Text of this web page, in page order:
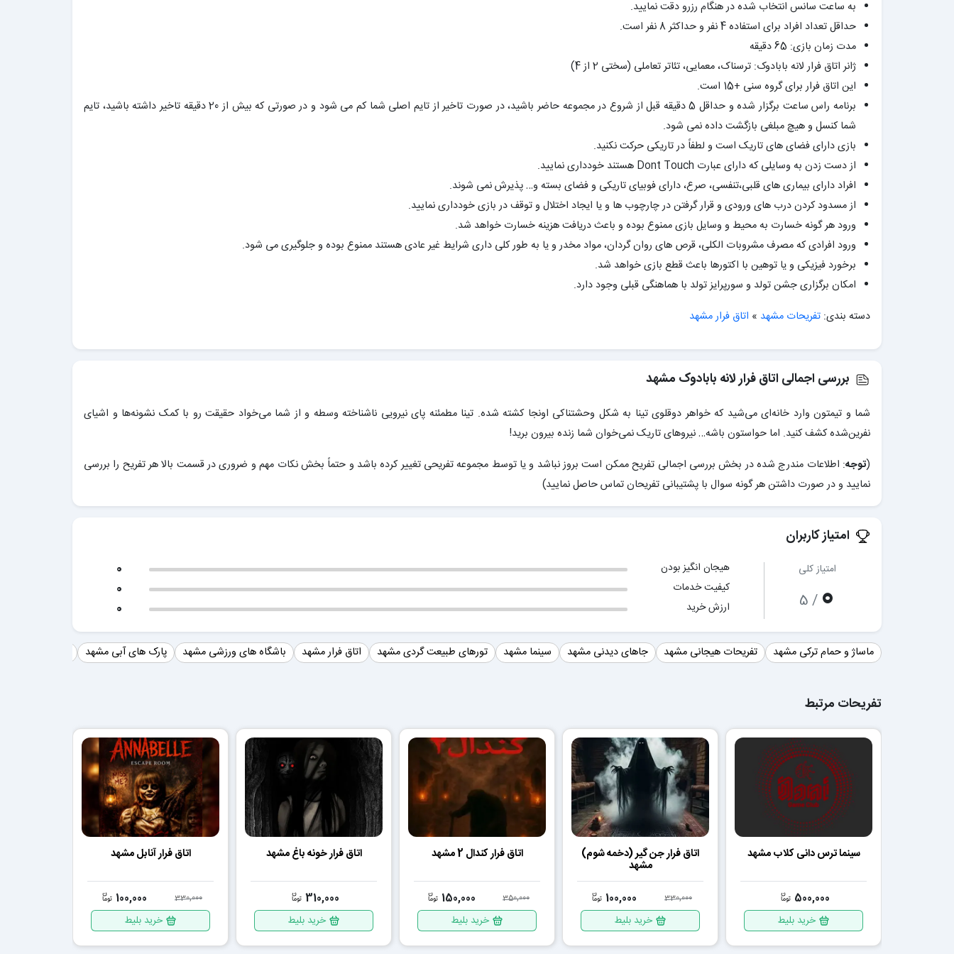
به ساعت سانس انتخاب شده در هنگام رزرو دقت نمایید.
حداقل تعداد افراد برای استفاده 4 نفر و حداکثر 8 نفر است.
مدت زمان بازی: 65 دقیقه
ژانر اتاق فرار لانه بابادوک: ترسناک، معمایی، تئاتر تعاملی (سختی 2 از 4)
این اتاق فرار برای گروه سنی +15 است.
برنامه راس ساعت برگزار شده و حداقل 5 دقیقه قبل از شروع در مجموعه حاضر باشید، در صورت تاخیر از تایم اصلی شما کم می شود و در صورتی که بیش از 20 دقیقه تاخیر داشته باشید، تایم
شما کنسل و هیچ مبلغی بازگشت داده نمی شود.
بازی دارای فضای های تاریک است و لطفاً در تاریکی حرکت نکنید.
از دست زدن به وسایلی که دارای عبارت Dont Touch هستند خودداری نمایید.
افراد دارای بیماری های قلبی،تنفسی، صرع، دارای فوبیای تاریکی و فضای بسته و… پذیرش نمی شوند.
از مسدود کردن درب های ورودی و قرار گرفتن در چارچوب ها و یا ایجاد اختلال و توقف در بازی خودداری نمایید.
ورود هر گونه خسارت به محیط و وسایل بازی ممنوع بوده و باعث دریافت هزینه خسارت خواهد شد.
ورود افرادی که مصرف مشروبات الکلی، قرص های روان گردان، مواد مخدر و یا به طور کلی داری شرایط غیر عادی هستند ممنوع بوده و جلوگیری می شود.
برخورد فیزیکی و یا توهین با اکتورها باعث قطع بازی خواهد شد.
امکان برگزاری جشن تولد و سورپرایز تولد با هماهنگی قبلی وجود دارد.
دسته بندی: تفریحات مشهد » اتاق فرار مشهد
بررسی اجمالی اتاق فرار لانه بابادوک مشهد
شما و تیمتون وارد خانه‌ای می‌شید که خواهر دوقلوی تینا به شکل وحشتناکی اونجا کشته شده. تینا مطمئنه پای نیرویی ناشناخته وسطه و از شما می‌خواد حقیقت رو با کمک نشونه‌ها و اشیای
نفرین‌شده کشف کنید. اما حواستون باشه… نیروهای تاریک نمی‌خوان شما زنده بیرون برید!
(توجه: اطلاعات مندرج شده در بخش بررسی اجمالی تفریح ممکن است بروز نباشد و یا توسط مجموعه تفریحی تغییر کرده باشد و حتماً بخش نکات مهم و ضروری در قسمت بالا هر تفریح را بررسی
نمایید و در صورت داشتن هر گونه سوال با پشتیبانی تفریحان تماس حاصل نمایید)
امتیاز کاربران
امتیاز کلی
0
/ 5
هیجان انگیز بودن 0
کیفیت خدمات 0
ارزش خرید 0
ماساژ و حمام ترکی مشهد تفریحات هیجانی مشهد جاهای دیدنی مشهد سینما مشهد تورهای طبیعت گردی مشهد اتاق فرار مشهد باشگاه های ورزشی مشهد پارک های آبی مشهد
تفریحات مرتبط
سینما ترس دانی کلاب مشهد
500,000
خرید بلیط
اتاق فرار جن‌ گیر (دخمه شوم)
مشهد
330,000
100,000
خرید بلیط
اتاق فرار کندال 2 مشهد
350,000
150,000
خرید بلیط
اتاق فرار خونه باغ مشهد
310,000
خرید بلیط
اتاق فرار آنابل مشهد
330,000
100,000
خرید بلیط